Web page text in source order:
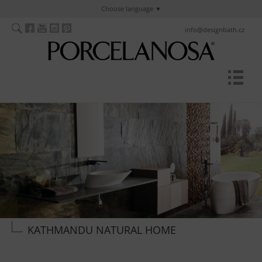
Choose language
info@designbath.cz
KATHMANDU NATURAL HOME